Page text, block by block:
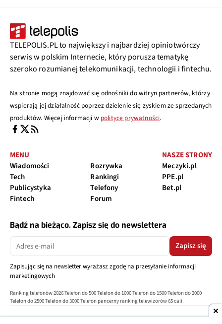
TELEPOLIS.PL to największy i najbardziej opiniotwórczy
serwis w polskim Internecie, który porusza tematykę
szeroko rozumianej telekomunikacji, technologii i fintechu.
Na stronie mogą znajdować się odnośniki do witryn partnerów, którzy
wspierają jej działalność poprzez dzielenie się zyskiem ze sprzedanych
produktów. Więcej informacji w polityce prywatności.
MENU
Wiadomości
Tech
Publicystyka
Fintech
Rozrywka
Rankingi
Telefony
Forum
NASZE STRONY
Meczyki.pl
PPE.pl
Bet.pl
Bądź na bieżąco. Zapisz się do newslettera
Zapisz się
Zapisując się na newsletter wyrażasz zgodę na przesyłanie informacji
marketingowych
Ranking telefonów 2026Telefon do 500Telefon do 1000Telefon do 1500Telefon do 2000
Telefon do 2500Telefon do 3000Telefon pancerny ranking telewizorów 65 cali